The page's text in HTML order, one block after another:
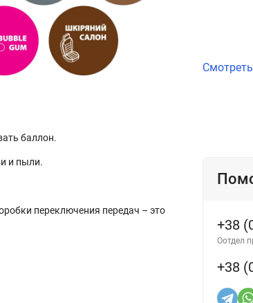
баллон.
и пыли.
переключения передач – это
+38
Оотдел
+38